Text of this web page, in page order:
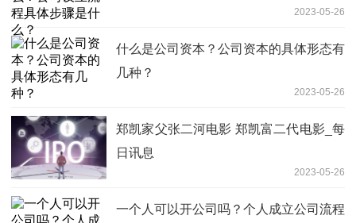
2023-05-26
什么是公司资本？​公司资本的具体形态有
几种？
2023-05-26
郑凯家父张二河电影 郑凯富二代电影_每
日讯息
2023-05-26
一个人可以开公司吗？个人成立公司流程